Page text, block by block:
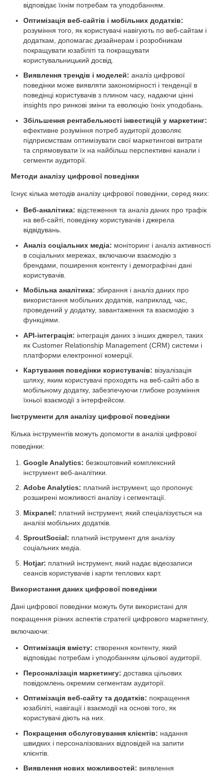
відповідає їхнім потребам та уподобанням.
Оптимізація веб-сайтів і мобільних додатків:
розуміння того, як користувачі навігують по веб-сайтам і
додаткам, допомагає дизайнерам і розробникам
покращувати юзабіліті та покращувати
користувальницький досвід.
Виявлення трендів і моделей: аналіз цифрової
поведінки може виявляти закономірності і тенденції в
поведінці користувачів з плином часу, надаючи цінні
insights про ринкові зміни та еволюцію їхніх уподобань.
Збільшення рентабельності інвестицій у маркетинг:
ефективне розуміння потреб аудиторії дозволяє
підприємствам оптимізувати свої маркетингові витрати
та спрямовувати їх на найбільш перспективні канали і
сегменти аудиторії.
Методи аналізу цифрової поведінки
Існує кілька методів аналізу цифрової поведінки, серед яких:
Веб-аналітика: відстеження та аналіз даних про трафік
на веб-сайті, поведінку користувачів і джерела
відвідувань.
Аналіз соціальних медіа: моніторинг і аналіз активності
в соціальних мережах, включаючи взаємодію з
брендами, поширення контенту і демографічні дані
користувачів.
Мобільна аналітика: збирання і аналіз даних про
використання мобільних додатків, наприклад, час,
проведений у додатку, завантаження та взаємодію з
функціями.
API-інтеграція: інтеграція даних з інших джерел, таких
як Customer Relationship Management (CRM) системи і
платформи електронної комерції.
Картування поведінки користувачів: візуалізація
шляху, яким користувачі проходять на веб-сайті або в
мобільному додатку, забезпечуючи глибоке розуміння
їхньої взаємодії з інтерфейсом.
Інструменти для аналізу цифрової поведінки
Кілька інструментів можуть допомогти в аналізі цифрової
поведінки:
Google Analytics: безкоштовний комплексний
інструмент веб-аналітики.
Adobe Analytics: платний інструмент, що пропонує
розширені можливості аналізу і сегментації.
Mixpanel: платний інструмент, який спеціалізується на
аналізі мобільних додатків.
SproutSocial: платний інструмент для аналізу
соціальних медіа.
Hotjar: платний інструмент, який надає відеозаписи
сеансів користувачів і карти теплових карт.
Використання даних цифрової поведінки
Дані цифрової поведінки можуть бути використані для
покращення різних аспектів стратегії цифрового маркетингу,
включаючи:
Оптимізація вмісту: створення контенту, який
відповідає потребам і уподобанням цільової аудиторії.
Персоналізація маркетингу: доставка цільових
повідомлень окремим сегментам аудиторії.
Оптимізація веб-сайту та додатків: покращення
юзабіліті, навігації і взаємодії на основі того, як
користувачі діють на них.
Покращення обслуговування клієнтів: надання
швидких і персоналізованих відповідей на запити
клієнтів.
Виявлення нових можливостей: виявлення